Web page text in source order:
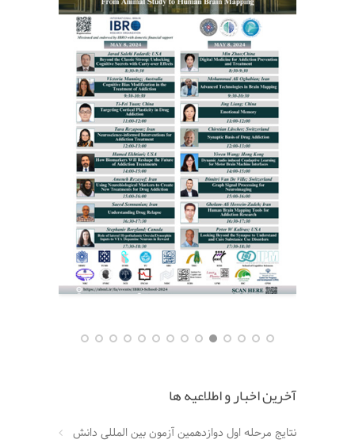
آخرین اخبار و اطلاعیه ها
نتایج مرحله اول دوازدهمین آزمون بین المللی دانش